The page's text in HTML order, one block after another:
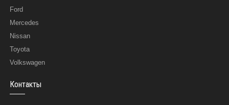
Ford
Mercedes
Nissan
Toyota
Volkswagen
Контакты